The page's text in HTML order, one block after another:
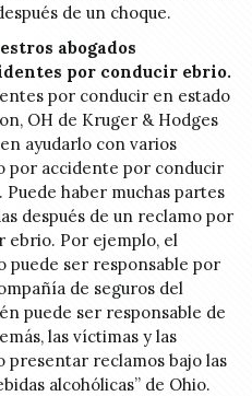
de un choque.
abogados
por conducir ebrio.
por conducir en estado
OH de Kruger & Hodges
ayudarlo con varios
por accidente por conducir
haber muchas partes
después de un reclamo por
ebrio. Por ejemplo, el
puede ser responsable por
de seguros del
puede ser responsable de
las víctimas y las
presentar reclamos bajo las
alcohólicas” de Ohio.